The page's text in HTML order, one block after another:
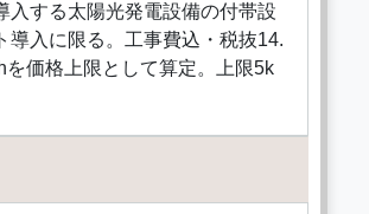
入する太陽光発電設備の付帯設
導入に限る。工事費込・税抜14.
を価格上限として算定。上限5k